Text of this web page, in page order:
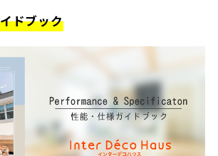
ドブック